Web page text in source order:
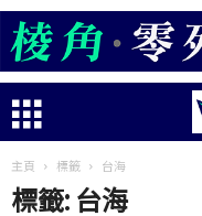
主頁 標籤 台海
標籤: 台海